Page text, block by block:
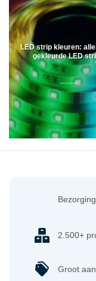
LED strip kleuren:
gekleurde LED
2.500+
Groot